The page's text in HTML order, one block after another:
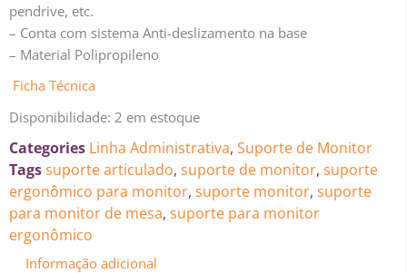
pendrive, etc.
– Conta com sistema Anti-deslizamento na base
– Material Polipropileno
Ficha Técnica
Disponibilidade: 2 em estoque
Categories Linha Administrativa, Suporte de Monitor
Tagssuporte articulado, suporte de monitor, suporte
ergonômico para monitor, suporte monitor, suporte
para monitor de mesa, suporte para monitor
ergonômico
Informação adicional